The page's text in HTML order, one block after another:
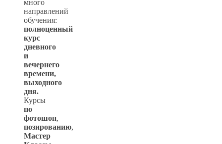
много
направлений
обучения:
полноценный
курс
дневного
и
вечернего
времени,
выходного
дня.
Курсы
по
фотошоп,
позированию,
Мастер